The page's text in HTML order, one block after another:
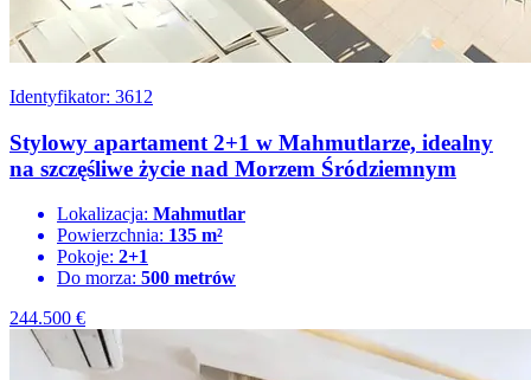
Identyfikator: 3612
Stylowy apartament 2+1 w Mahmutlarze, idealny
na szczęśliwe życie nad Morzem Śródziemnym
Lokalizacja: Mahmutlar
Powierzchnia: 135 m²
Pokoje: 2+1
Do morza: 500 metrów
244.500 €